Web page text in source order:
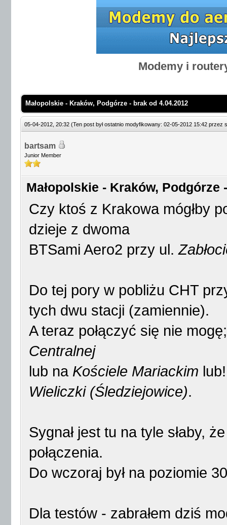
Modemy i
Małopolskie - Kraków, Podgórze - brak od 4.04.2012
05-04-2012, 20:32 (Ten post był ostatnio modyfikowany: 02-05-2012 15:42 przez
bartsam
Junior Member
Małopolskie - Kraków, Podgórze
Czy ktoś z Krakowa mógłby
dzieje z dwoma
BTSami Aero2 przy ul.
Do tej pory w pobliżu CHT
tych dwu stacji (zamiennie).
A teraz połączyć się nie
Centralnej
lub na Kościele Mariackim
Wieliczki (Śledziejowice).
Sygnał jest tu na tyle słaby,
połączenia.
Do wczoraj był na poziomie
Dla testów - zabrałem dziś